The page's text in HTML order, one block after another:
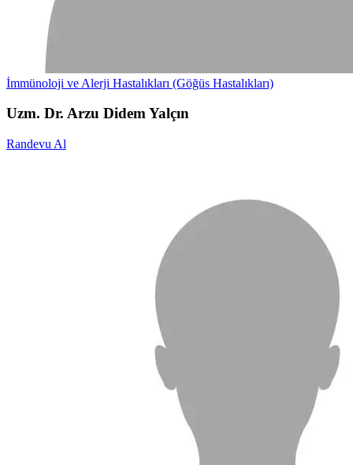
İmmünoloji ve Alerji Hastalıkları (Göğüs Hastalıkları)
Uzm. Dr. Arzu Didem Yalçın
Randevu Al